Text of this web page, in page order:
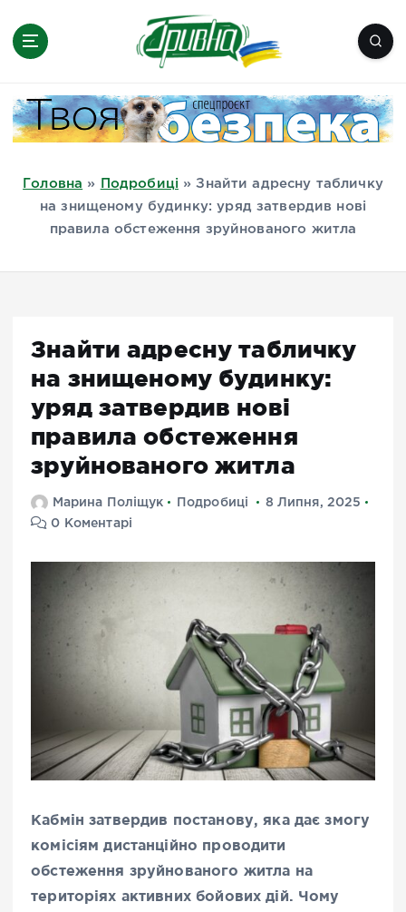
Миколаїв, Одеса, Мелітополь
Головна » Подробиці »Знайти адресну табличку
на знищеному будинку: уряд затвердив нові
правила обстеження зруйнованого житла
Знайти адресну табличку
на знищеному будинку:
уряд затвердив нові
правила обстеження
зруйнованого житла
Марина Поліщук Подробиці
8 Липня, 2025
0 Коментарі
Кабмін затвердив постанову, яка дає змогу
комісіям дистанційно проводити
обстеження зруйнованого житла на
територіях активних бойових дій. Чому